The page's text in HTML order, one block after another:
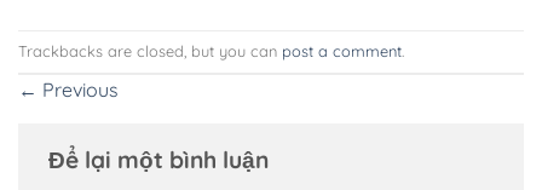
Trackbacks are closed, but you can post a comment
← Previous
Để lại một bình luận